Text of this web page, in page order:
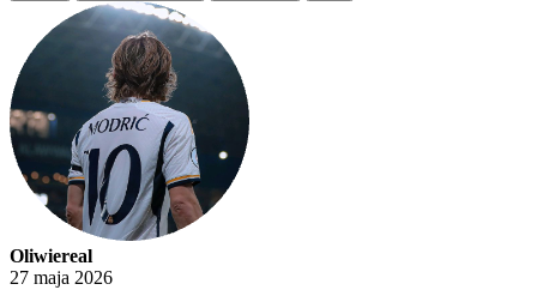
Oliwiereal
27 maja 2026